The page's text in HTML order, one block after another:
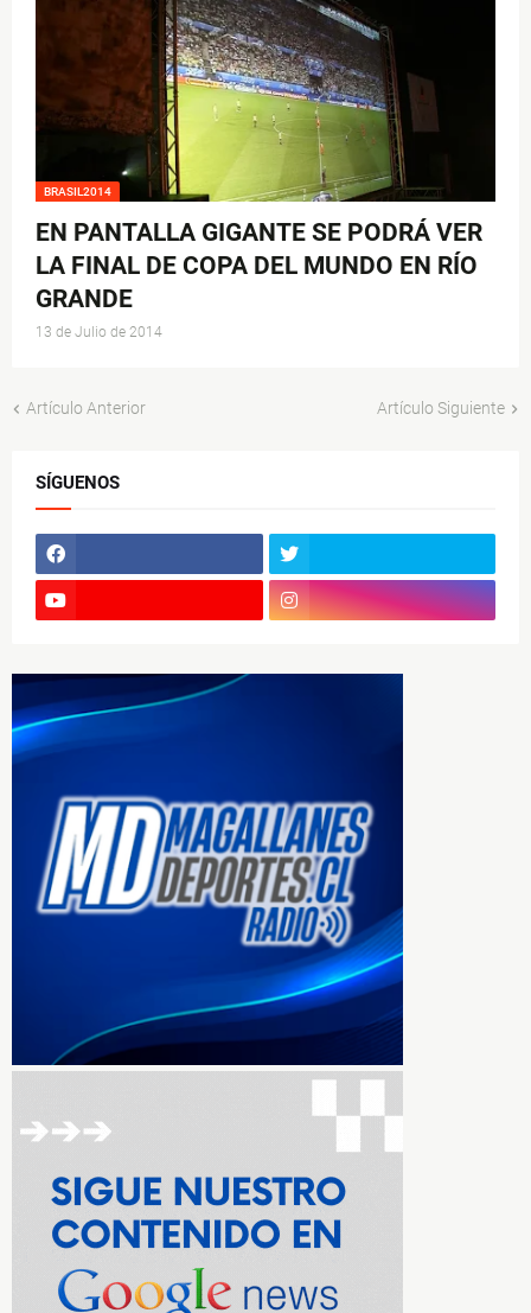
BRASIL2014
EN PANTALLA GIGANTE SE PODRÁ VER
LA FINAL DE COPA DEL MUNDO EN RÍO
GRANDE
13 de Julio de 2014
Artículo Anterior Artículo Siguiente
SÍGUENOS